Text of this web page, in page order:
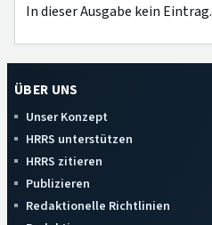
In dieser Ausgabe kein Eintrag.
ÜBER UNS
Unser Konzept
HRRS unterstützen
HRRS zitieren
Publizieren
Redaktionelle Richtlinien